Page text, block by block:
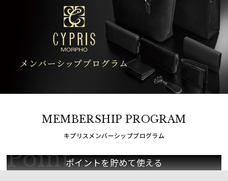
MEMBERSHIP PROGRAM
キプリスメンバーシッププログラム
ポイントを貯めて使える